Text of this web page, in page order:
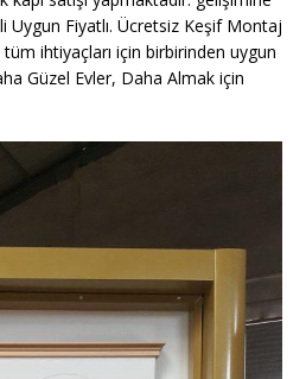
Uygun Fiyatlı. Ücretsiz Keşif Montaj
tüm ihtiyaçları için birbirinden uygun
Güzel Evler, Daha Almak için